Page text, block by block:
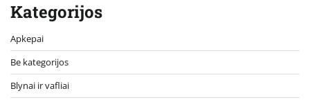
Kategorijos
Apkepai
Be kategorijos
Blynai ir vafliai